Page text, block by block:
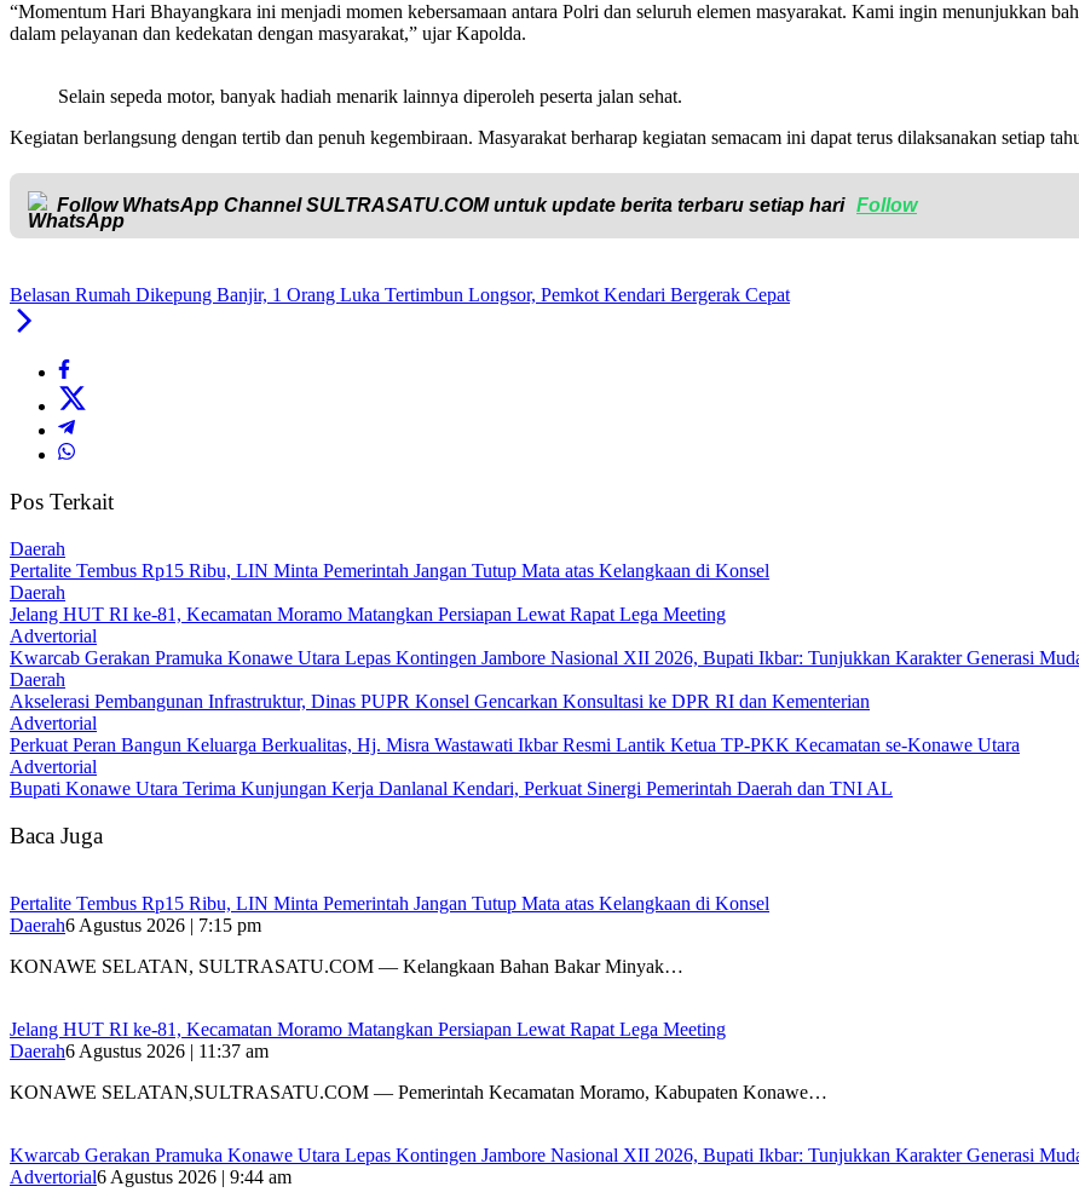
“Momentum Hari Bhayangkara ini menjadi momen kebersamaan antara Polri dan seluruh elemen masyarakat. Kami ingin menunjukkan
dalam pelayanan dan kedekatan dengan masyarakat,” ujar Kapolda.
Selain sepeda motor, banyak hadiah menarik lainnya diperoleh peserta jalan sehat.
Kegiatan berlangsung dengan tertib dan penuh kegembiraan. Masyarakat berharap kegiatan semacam ini dapat terus dilaksanakan setiap
Follow WhatsApp ChannelSULTRASATU.COMuntuk update berita terbaru setiap hari Follow
Belasan Rumah Dikepung Banjir, 1 Orang Luka Tertimbun Longsor, Pemkot Kendari Bergerak Cepat
Pos Terkait
Daerah
‎Pertalite Tembus Rp15 Ribu, LIN Minta Pemerintah Jangan Tutup Mata atas Kelangkaan di Konsel
Daerah
‎Jelang HUT RI ke-81, Kecamatan Moramo Matangkan Persiapan Lewat Rapat Lega Meeting
Advertorial
‎Kwarcab Gerakan Pramuka Konawe Utara Lepas Kontingen Jambore Nasional XII 2026, Bupati Ikbar: Tunjukkan Karakter Generasi
Daerah
Akselerasi Pembangunan Infrastruktur, Dinas PUPR Konsel Gencarkan Konsultasi ke DPR RI dan Kementerian
Advertorial
‎Perkuat Peran Bangun Keluarga Berkualitas, Hj. Misra Wastawati Ikbar Resmi Lantik Ketua TP-PKK Kecamatan se-Konawe Utara
Advertorial
Bupati Konawe Utara Terima Kunjungan Kerja Danlanal Kendari, Perkuat Sinergi Pemerintah Daerah dan TNI AL
Baca Juga
‎Pertalite Tembus Rp15 Ribu, LIN Minta Pemerintah Jangan Tutup Mata atas Kelangkaan di Konsel
Daerah6 Agustus 2026 | 7:15 pm
‎KONAWE SELATAN, SULTRASATU.COM — Kelangkaan Bahan Bakar Minyak…
‎Jelang HUT RI ke-81, Kecamatan Moramo Matangkan Persiapan Lewat Rapat Lega Meeting
Daerah6 Agustus 2026 | 11:37 am
KONAWE SELATAN,SULTRASATU.COM — Pemerintah Kecamatan Moramo, Kabupaten Konawe…
‎Kwarcab Gerakan Pramuka Konawe Utara Lepas Kontingen Jambore Nasional XII 2026, Bupati Ikbar: Tunjukkan Karakter Generasi
Advertorial6 Agustus 2026 | 9:44 am